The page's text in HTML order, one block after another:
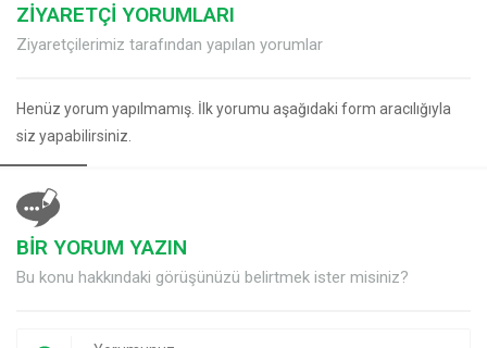
ZİYARETÇİ YORUMLARI
Ziyaretçilerimiz tarafından yapılan yorumlar
Henüz yorum yapılmamış. İlk yorumu aşağıdaki form aracılığıyla
siz yapabilirsiniz.
BİR YORUM YAZIN
Bu konu hakkındaki görüşünüzü belirtmek ister misiniz?